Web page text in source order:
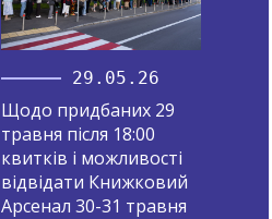
29.05.26
Щодо придбаних 29
травня після 18:00
квитків і можливості
відвідати Книжковий
Арсенал 30-31 травня